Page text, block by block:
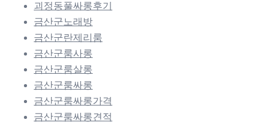
괴정동풀싸롱후기
금산군노래방
금산군란제리룸
금산군룸사롱
금산군룸살롱
금산군룸싸롱
금산군룸싸롱가격
금산군룸싸롱견적